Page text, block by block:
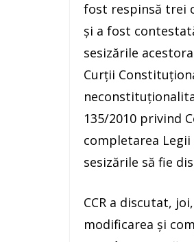
fost respinsă trei
şi a fost
sesizările
Curţii
135/2010 privind
completarea
sesizările să fie
CCR a discutat,
modificarea şi